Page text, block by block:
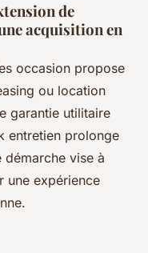
de
acquisition en
occasion propose
ou location
garantie utilitaire
entretien prolonge
démarche vise à
une expérience